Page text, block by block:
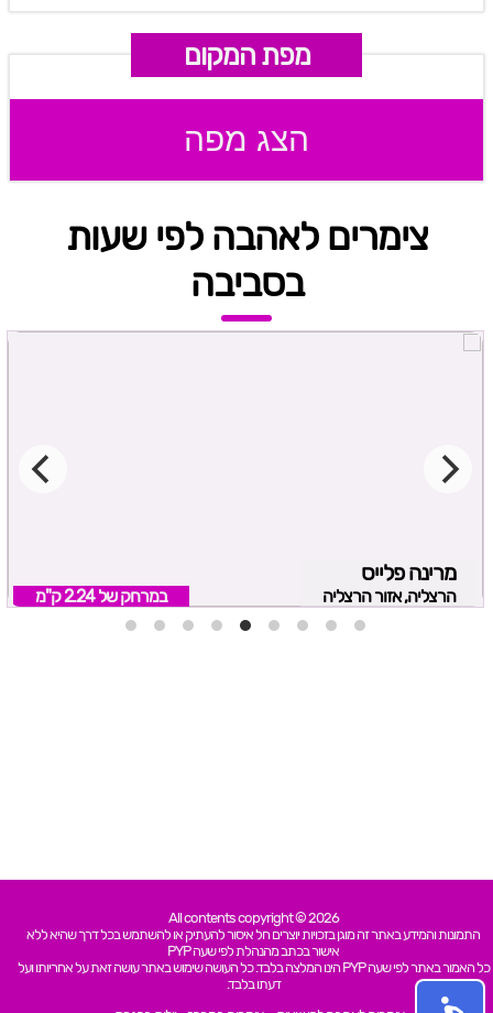
מפת המקום
הצג מפה
צימרים לאהבה לפי שעות
בסביבה
מרינה פלייס
הרצליה, אזור הרצליה במרחק של 2.24 ק"מ
All contents copyright © 2026
התמונות והמידע באתר זה מוגן בזכויות יוצרים חל איסור להעתיק או להשתמש בכל דרך שהיא ללא
אישור בכתב מהנהלת לפי שעה PYP
כל האמור באתר לפי שעה PYP הינו המלצה בלבד. כל העושה שימוש באתר עושה זאת על אחריותו ועל
דעתו בלבד.